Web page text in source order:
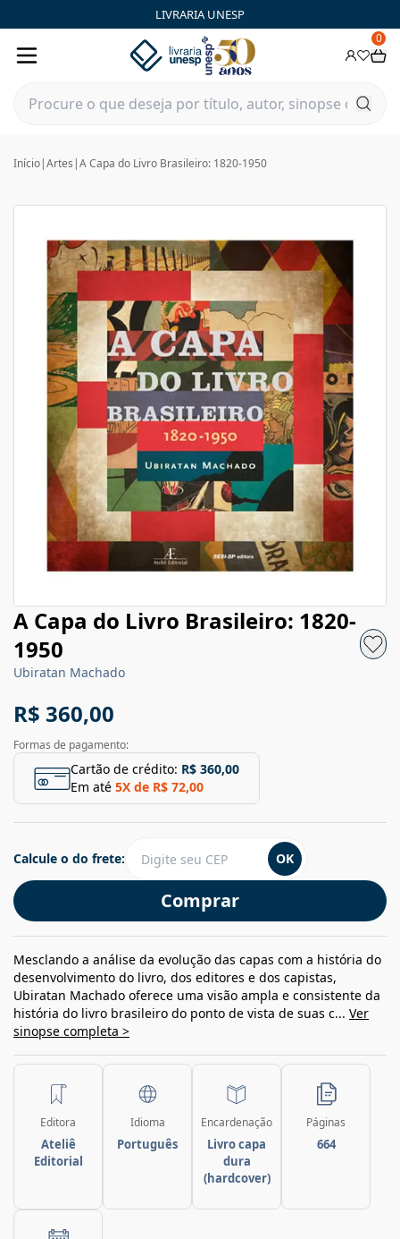
LIVRARIA UNESP
0
Início|Artes |A Capa do Livro Brasileiro: 1820-1950
A Capa do Livro Brasileiro: 1820-
1950
Ubiratan Machado
R$ 360,00
Formas de pagamento:
Cartão de crédito: R$ 360,00
Em até 5X de R$ 72,00
Comprar
Calcule o do frete: OK
Mesclando a análise da evolução das capas com a história do
desenvolvimento do livro, dos editores e dos capistas,
Ubiratan Machado oferece uma visão ampla e consistente da
história do livro brasileiro do ponto de vista de suas c... Ver
sinopse completa >
Editora
Ateliê
Editorial
Idioma
Português
Encardenação
Livro capa
dura
(hardcover)
Páginas
664